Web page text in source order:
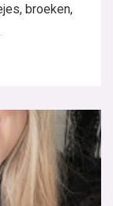
broeken,